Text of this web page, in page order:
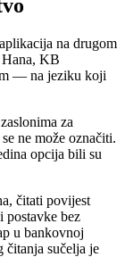
na drugom
KB
— na jeziku koji
za
ne može označiti.
opcija bili su
čitati povijest
postavke bez
u bankovnoj
sučelja je